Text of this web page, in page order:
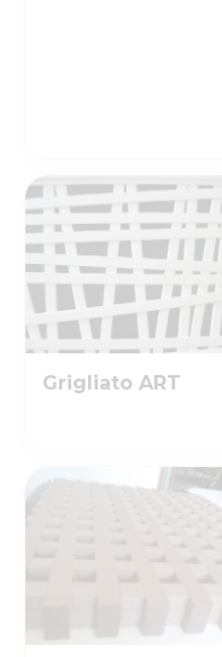
Grigliato ART